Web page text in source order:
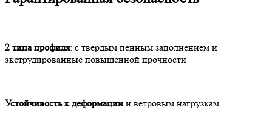
2 типа профиля: с твердым пенным заполнением и
экструдированные повышенной прочности
Устойчивость к деформации и ветровым нагрузкам